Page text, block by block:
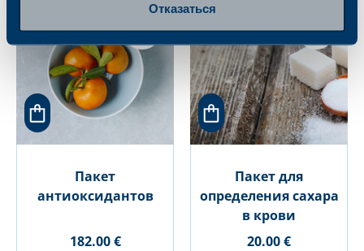
Отказаться
Пакет
антиоксидантов
182.00 €
Пакет для
определения сахара
в крови
20.00 €